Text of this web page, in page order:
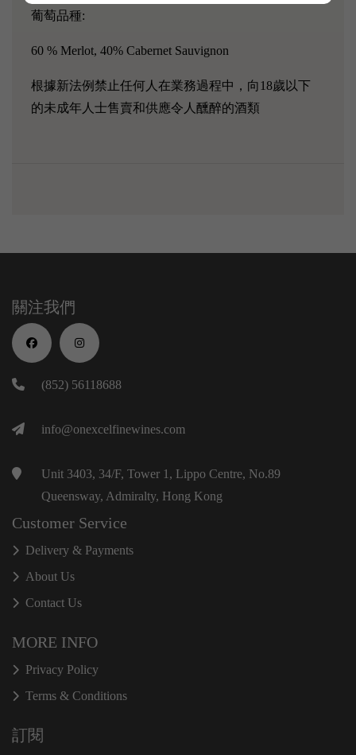
葡萄品種:
60 % Merlot, 40% Cabernet Sauvignon
根據新法例禁止任何人在業務過程中，向18歲以下
的未成年人士售賣和供應令人醺醉的酒類
關注我們
(852) 56118688
info@onexcelfinewines.com
Unit 3403, 34/F, Tower 1, Lippo Centre, No.89
Queensway, Admiralty, Hong Kong
Customer Service
Delivery & Payments
About Us
Contact Us
MORE INFO
Privacy Policy
Terms & Conditions
訂閱